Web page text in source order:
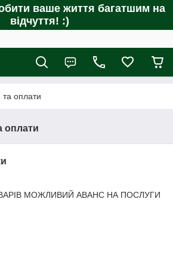
ваше життя багатшим на
відчуття! :)
оплати
оплати
МОЖЛИВИЙ АВАНС НА ПОСЛУГИ